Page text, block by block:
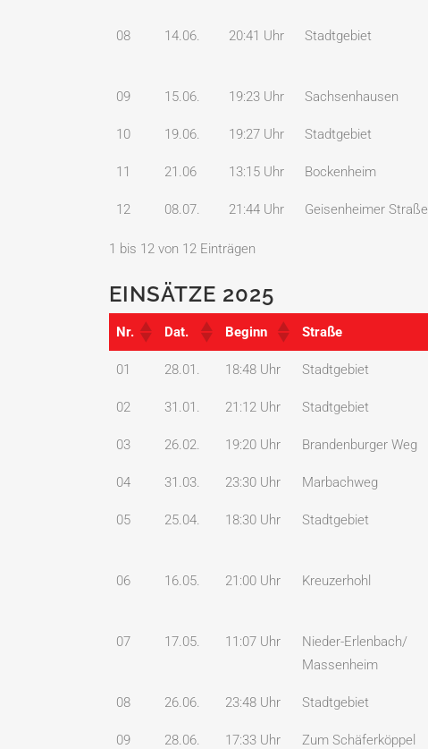
08 14.06. 20:41 Uhr Stadtgebiet
09 15.06. 19:23 Uhr Sachsenhausen
10 19.06. 19:27 Uhr Stadtgebiet
11 21.06 13:15 Uhr Bockenheim
12 08.07. 21:44 Uhr Geisenheimer Straße
1 bis 12 von 12 Einträgen
EINSÄTZE 2025
Nr. Dat. Beginn Straße
Nr.
Dat. Beginn Straße
01 28.01. 18:48 Uhr Stadtgebiet
02 31.01. 21:12 Uhr Stadtgebiet
03 26.02. 19:20 Uhr Brandenburger Weg
04 31.03. 23:30 Uhr Marbachweg
05 25.04. 18:30 Uhr Stadtgebiet
06 16.05. 21:00 Uhr Kreuzerhohl
07 17.05. 11:07 Uhr
Nieder-Erlenbach/
Massenheim
08 26.06. 23:48 Uhr Stadtgebiet
09 28.06. 17:33 Uhr Zum Schäferköppel